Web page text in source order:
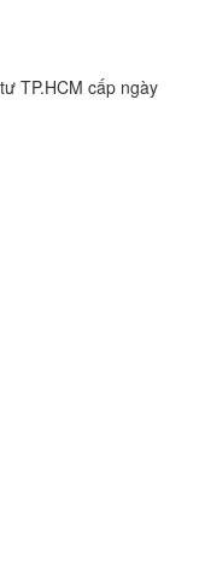
TP.HCM cấp ngày